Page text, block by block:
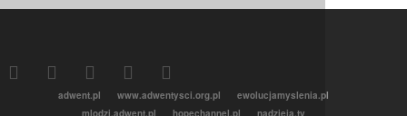
adwent.pl www.adwentysci.org.pl
ewolucjamyslenia.pl